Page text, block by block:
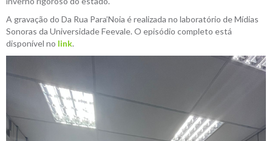
A gravação do Da Rua Para’Noia é realizada no laboratório de Mídias
Sonoras da Universidade Feevale. O episódio completo está
disponível no link.